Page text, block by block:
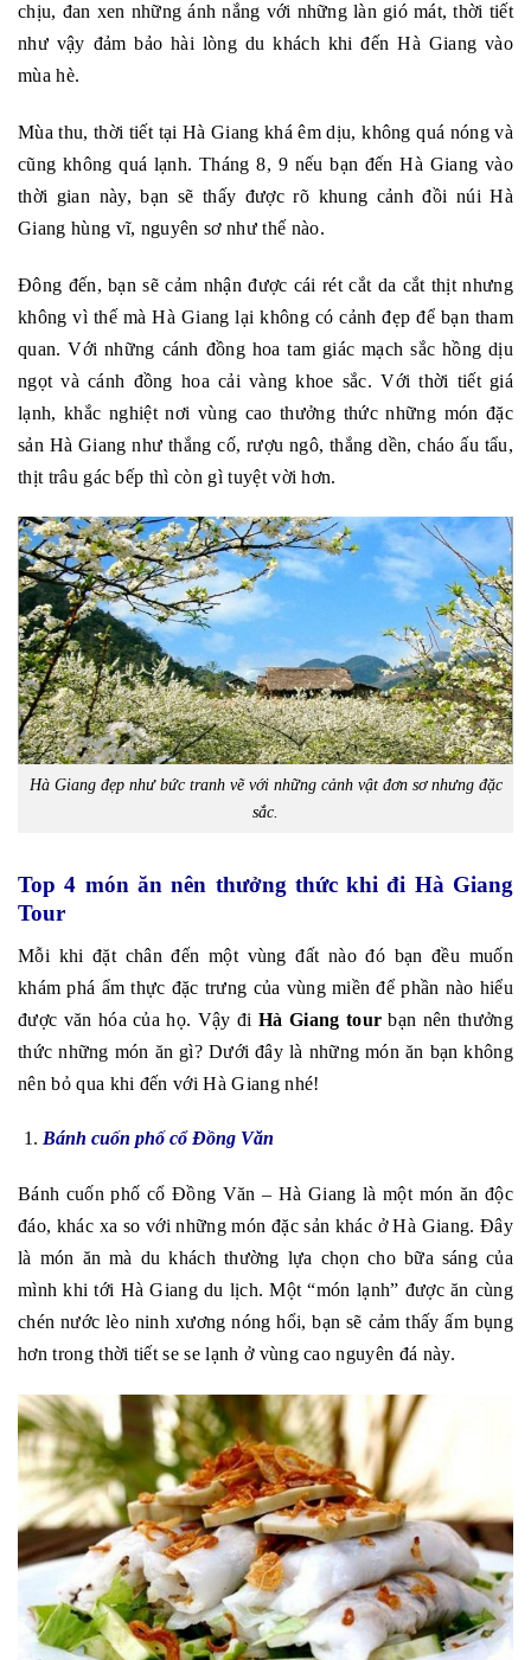
chịu, đan xen những ánh nắng với những làn gió mát, thời tiết
như vậy đảm bảo hài lòng du khách khi đến Hà Giang vào
mùa hè.
Mùa thu, thời tiết tại Hà Giang khá êm dịu, không quá nóng và
cũng không quá lạnh. Tháng 8, 9 nếu bạn đến Hà Giang vào
thời gian này, bạn sẽ thấy được rõ khung cảnh đồi núi Hà
Giang hùng vĩ, nguyên sơ như thế nào.
Đông đến, bạn sẽ cảm nhận được cái rét cắt da cắt thịt nhưng
không vì thế mà Hà Giang lại không có cảnh đẹp để bạn tham
quan. Với những cánh đồng hoa tam giác mạch sắc hồng dịu
ngọt và cánh đồng hoa cải vàng khoe sắc. Với thời tiết giá
lạnh, khắc nghiệt nơi vùng cao thưởng thức những món đặc
sản Hà Giang như thắng cố, rượu ngô, thắng dền, cháo ấu tẩu,
thịt trâu gác bếp thì còn gì tuyệt vời hơn.
Hà Giang đẹp như bức tranh vẽ với những cảnh vật đơn sơ nhưng đặc
sắc.
Top 4 món ăn nên thưởng thức khi đi Hà Giang
Tour
Mỗi khi đặt chân đến một vùng đất nào đó bạn đều muốn
khám phá ẩm thực đặc trưng của vùng miền để phần nào hiểu
được văn hóa của họ. Vậy đi Hà Giang tour bạn nên thưởng
thức những món ăn gì? Dưới đây là những món ăn bạn không
nên bỏ qua khi đến với Hà Giang nhé!
Bánh cuốn phố cổ Đồng Văn
Bánh cuốn phố cổ Đồng Văn – Hà Giang là một món ăn độc
đáo, khác xa so với những món đặc sản khác ở Hà Giang. Đây
là món ăn mà du khách thường lựa chọn cho bữa sáng của
mình khi tới Hà Giang du lịch. Một “món lạnh” được ăn cùng
chén nước lèo ninh xương nóng hổi, bạn sẽ cảm thấy ấm bụng
hơn trong thời tiết se se lạnh ở vùng cao nguyên đá này.